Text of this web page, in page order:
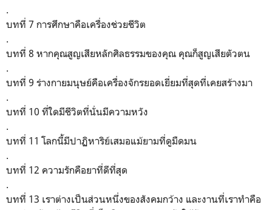
.
บทที่ 7 การศึกษาคือเครื่องช่วยชีวิต
.
บทที่ 8 หากคุณสูญเสียหลักศิลธรรมของคุณ คุณก็สูญเสียตัวตน
.
บทที่ 9 ร่างกายมนุษย์คือเครื่องจักรยอดเยี่ยมที่สุดที่เคยสร้างมา
.
บทที่ 10 ที่ใดมีชีวิตที่นั่นมีความหวัง
.
บทที่ 11 โลกนี้มีปาฏิหาริย์เสมอแม้ยามที่ดูมืดมน
.
บทที่ 12 ความรักคือยาที่ดีที่สุด
.
บทที่ 13 เราต่างเป็นส่วนหนึ่งของสังคมกว้าง และงานที่เราทำคือ